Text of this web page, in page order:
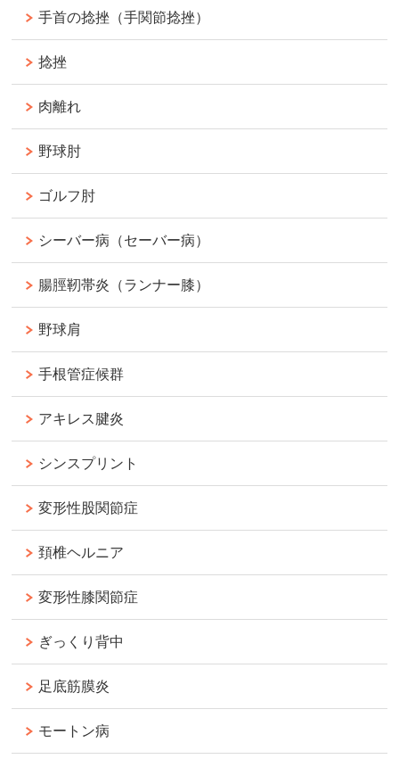
手首の捻挫（手関節捻挫）
捻挫
肉離れ
野球肘
ゴルフ肘
シーバー病（セーバー病）
腸脛靭帯炎（ランナー膝）
野球肩
手根管症候群
アキレス腱炎
シンスプリント
変形性股関節症
頚椎ヘルニア
変形性膝関節症
ぎっくり背中
足底筋膜炎
モートン病